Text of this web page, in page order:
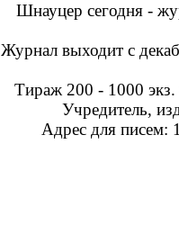
Шнауцер сегодня -
Журнал выходит с
Тираж 200 - 1000 экз.
Учредитель,
Адрес для писем: